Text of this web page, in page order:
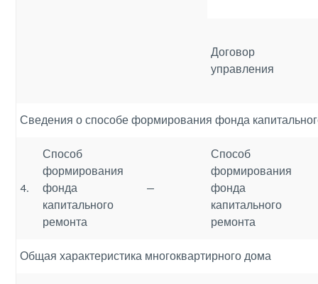
Договор
управления
Сведения о способе формирования фонда
4.
Способ
формирования
фонда
капитального
ремонта
—
Способ
формирования
фонда
капитального
ремонта
Общая характеристика многоквартирного дома